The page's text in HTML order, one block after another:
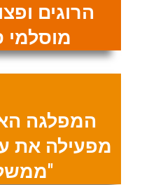
הרוגים
מוסלמי
המפלגה
מפעילה את